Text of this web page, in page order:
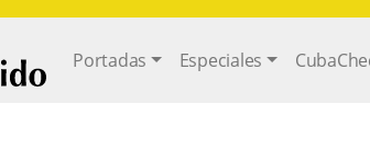
Main navigation
Portadas Especiales